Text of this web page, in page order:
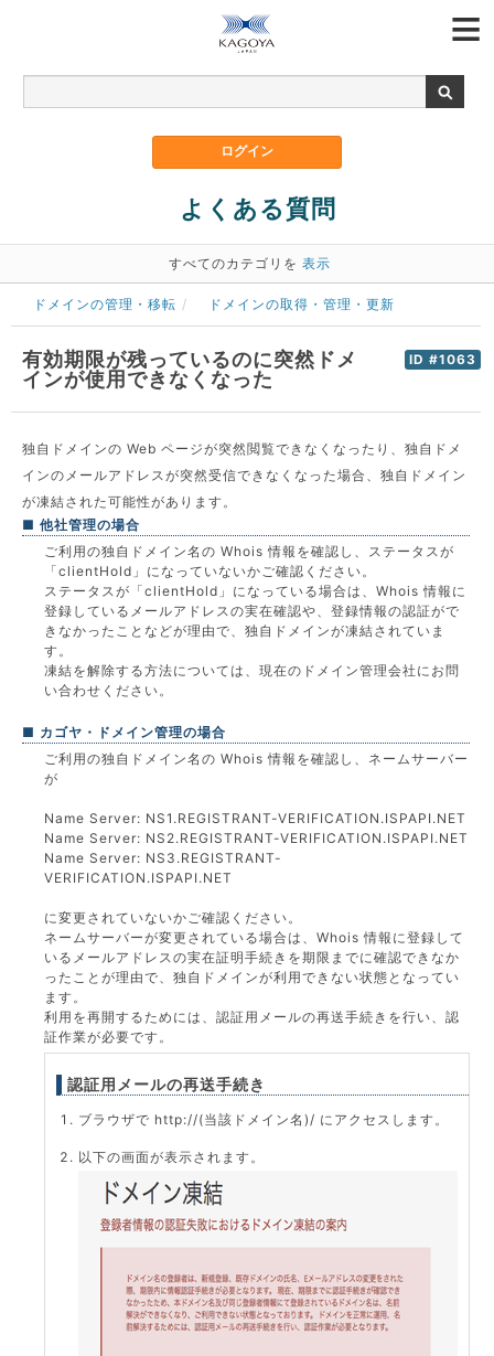
よくある質問
すべてのカテゴリを 表示
ドメインの管理・移転 ドメインの取得・管理・更新
ID #1063
有効期限が残っているのに突然ドメ
インが使用できなくなった
独自ドメインの Web ページが突然閲覧できなくなったり、独自ドメ
インのメールアドレスが突然受信できなくなった場合、独自ドメイン
が凍結された可能性があります。
■ 他社管理の場合
ご利用の独自ドメイン名の Whois 情報を確認し、ステータスが
「clientHold」になっていないかご確認ください。
ステータスが「clientHold」になっている場合は、Whois 情報に
登録しているメールアドレスの実在確認や、登録情報の認証がで
きなかったことなどが理由で、独自ドメインが凍結されていま
す。
凍結を解除する方法については、現在のドメイン管理会社にお問
い合わせください。
■ カゴヤ・ドメイン管理の場合
ご利用の独自ドメイン名の Whois 情報を確認し、ネームサーバー
が
Name Server: NS1.REGISTRANT-VERIFICATION.ISPAPI.NET
Name Server: NS2.REGISTRANT-VERIFICATION.ISPAPI.NET
Name Server: NS3.REGISTRANT-
VERIFICATION.ISPAPI.NET
に変更されていないかご確認ください。
ネームサーバーが変更されている場合は、Whois 情報に登録して
いるメールアドレスの実在証明手続きを期限までに確認できなか
ったことが理由で、独自ドメインが利用できない状態となってい
ます。
利用を再開するためには、認証用メールの再送手続きを行い、認
証作業が必要です。
認証用メールの再送手続き
ブラウザで http://(当該ドメイン名)/ にアクセスします。
以下の画面が表示されます。